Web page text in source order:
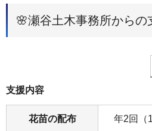
🌸瀬谷土木事務所からの
支援内容
花苗の配布 年2回（